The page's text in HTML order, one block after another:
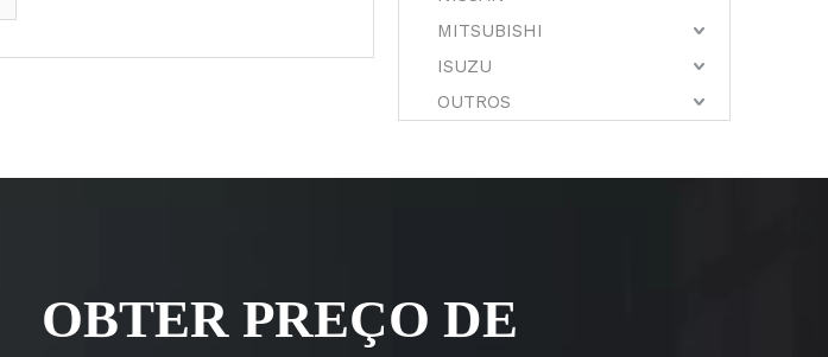
MITSUBISHI
ISUZU
OUTROS
OBTER PREÇO DE